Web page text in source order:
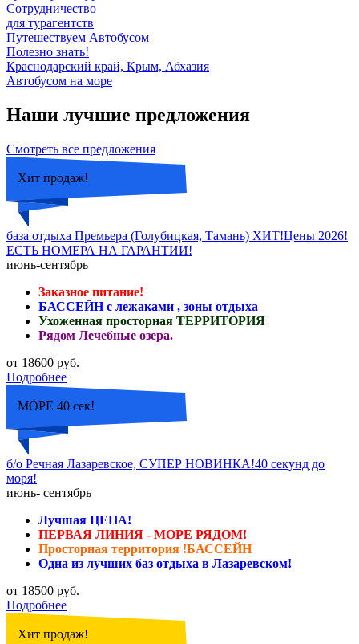
Сотрудничество
для турагентств
Путешествуем Автобусом
Полезно знать!
Краснодарский край, Крым, Абхазия
Автобусом на море
Наши лучшие предложения
Смотреть все предложения
Хит продаж!
база отдыха Премьера (Голубицкая, Тамань) ХИТ!Цены 2026!
ЕСТЬ НОМЕРА НА ГАРАНТИИ!
июнь-сентябрь
Заказное питание!
БАССЕЙН с лежаками , зоны отдыха
Ухоженная просторная ТЕРРИТОРИЯ
Рядом Лечебные озера.
от 18600 руб.
Подробнее
МОРЕ 40 сек!
б/о Речная Лазаревское, СУПЕР НОВИНКА!40 секунд до
моря!
июнь- сентябрь
Лучшая ЦЕНА!
ПЕРВАЯ ЛИНИЯ - МОРЕ РЯДОМ!
Просторная территория !БАССЕЙН
Одна из лучших баз отдыха в Лазаревском!
от 18500 руб.
Подробнее
Хит продаж!